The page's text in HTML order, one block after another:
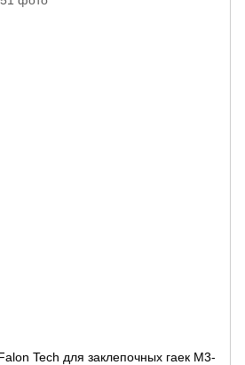
Tech для заклепочных гаек M3-